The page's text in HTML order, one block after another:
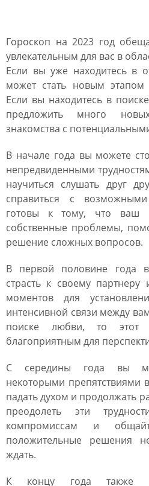
Гороскоп на 2023 год
увлекательным для вас в
Если вы уже находитесь в
может стать новым этапом
Если вы находитесь в
предложить много
знакомства с
В начале года вы можете
непредвиденными
научиться слушать друг
справиться с
готовы к тому, что ваш
собственные проблемы,
решение сложных вопросов.
В первой половине года
страсть к своему
моментов для
интенсивной связи между
поиске любви, то этот
благоприятным для
С середины года вы
некоторыми препятствиями
падать духом и продолжать
преодолеть эти
компромиссам и
положительные решения
ждать.
К концу года также